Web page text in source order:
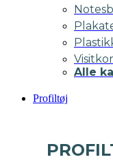
Alle
Profiltøj